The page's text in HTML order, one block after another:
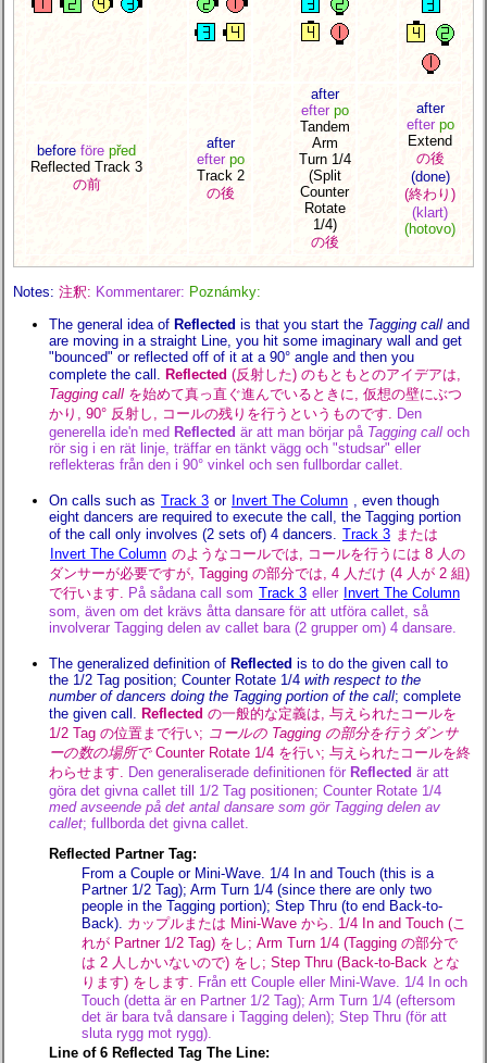
before före před
Reflected Track 3
の前
after
efter po
Track 2
の後
after
efter po
Tandem
Arm
Turn 1/4
(Split
Counter
Rotate
1/4)
の後
after
efter po
Extend
の後
(done)
(終わり)
(klart)
(hotovo)
Notes: 注釈: Kommentarer: Poznámky:
The general idea of Reflected is that you start the Tagging call and
are moving in a straight Line, you hit some imaginary wall and get
"bounced" or reflected off of it at a 90° angle and then you
complete the call.
Reflected (反射した) のもともとのアイデアは,
Tagging call を始めて真っ直ぐ進んでいるときに, 仮想の壁にぶつ
かり, 90° 反射し, コールの残りを行うというものです.
Den
generella ide'n med Reflected är att man börjar på Tagging call och
rör sig i en rät linje, träffar en tänkt vägg och "studsar" eller
reflekteras från den i 90° vinkel och sen fullbordar callet.
On calls such as Track 3 or Invert The Column , even though
eight dancers are required to execute the call, the Tagging portion
of the call only involves (2 sets of) 4 dancers.
Track 3 または
Invert The Column のようなコールでは, コールを行うには 8 人の
ダンサーが必要ですが, Tagging の部分では, 4 人だけ (4 人が 2 組)
で行います.
På sådana call som Track 3 eller Invert The Column
som, även om det krävs åtta dansare för att utföra callet, så
involverar Tagging delen av callet bara (2 grupper om) 4 dansare.
The generalized definition of Reflected is to do the given call to
the 1/2 Tag position; Counter Rotate 1/4 with respect to the
number of dancers doing the Tagging portion of the call; complete
the given call.
Reflected の一般的な定義は, 与えられたコールを
1/2 Tag の位置まで行い; コールの Tagging の部分を行うダンサ
ーの数の場所でCounter Rotate 1/4 を行い; 与えられたコールを終
わらせます.
Den generaliserade definitionen för Reflected är att
göra det givna callet till 1/2 Tag positionen; Counter Rotate 1/4
med avseende på det antal dansare som gör Tagging delen av
callet; fullborda det givna callet.
Reflected Partner Tag:
From a Couple or Mini-Wave. 1/4 In and Touch (this is a
Partner 1/2 Tag); Arm Turn 1/4 (since there are only two
people in the Tagging portion); Step Thru (to end Back-to-
Back). カップルまたは Mini-Wave から. 1/4 In and Touch (こ
れが Partner 1/2 Tag) をし; Arm Turn 1/4 (Tagging の部分で
は 2 人しかいないので) をし; Step Thru (Back-to-Back とな
ります) をします. Från ett Couple eller Mini-Wave. 1/4 In och
Touch (detta är en Partner 1/2 Tag); Arm Turn 1/4 (eftersom
det är bara två dansare i Tagging delen); Step Thru (för att
sluta rygg mot rygg).
Line of 6 Reflected Tag The Line: